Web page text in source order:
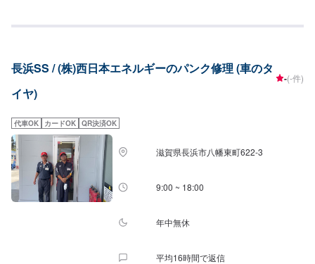
長浜SS / (株)西日本エネルギーのパンク修理 (車のタ
イヤ)
-(-件)
代車OK カードOK QR決済OK
滋賀県長浜市八幡東町622-3
9:00 ~ 18:00
年中無休
平均16時間で返信